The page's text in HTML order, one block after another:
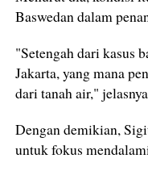
Baswedan dalam
"Setengah dari kasus
Jakarta, yang mana
dari tanah air,"
Dengan demikian,
untuk fokus